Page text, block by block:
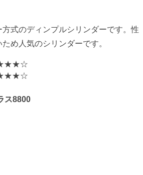
方式のディンプルシリンダーです。性
め人気のシリンダーです。
ス8800